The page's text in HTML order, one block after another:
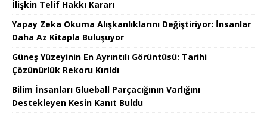
İlişkin Telif Hakkı Kararı
Yapay Zeka Okuma Alışkanlıklarını Değiştiriyor: İnsanlar
Daha Az Kitapla Buluşuyor
Güneş Yüzeyinin En Ayrıntılı Görüntüsü: Tarihi
Çözünürlük Rekoru Kırıldı
Bilim İnsanları Glueball Parçacığının Varlığını
Destekleyen Kesin Kanıt Buldu